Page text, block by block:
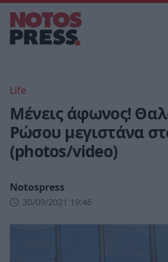
Life
Μένεις άφωνος!
Ρώσου μεγιστάνα
(photos/video)
Notospress
30/09/2021 19:46